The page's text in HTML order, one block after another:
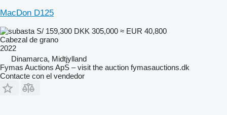
MacDon D125
S/ 159,300 DKK 305,000 ≈ EUR 40,800
Cabezal de grano
2022
Dinamarca, Midtjylland
Fymas Auctions ApS – visit the auction fymasauctions.dk
Contacte con el vendedor